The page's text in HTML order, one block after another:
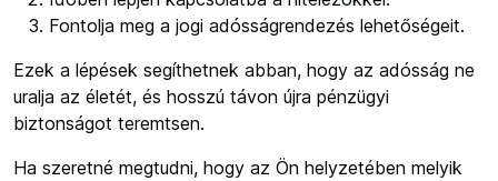
Fontolja meg a jogi adósságrendezés lehetőségeit.
Ezek a lépések segíthetnek abban, hogy az adósság ne
uralja az életét, és hosszú távon újra pénzügyi
biztonságot teremtsen.
Ha szeretné megtudni, hogy az Ön helyzetében melyik